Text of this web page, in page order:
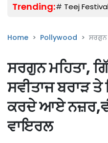
Trending:# Teej
Home Pollywood ਸਰਗੁਨ
ਸਰਗੁਨ ਮਹਿਤਾ,
ਸਵੀਤਾਜ ਬਰਾੜ ਤੇ
ਕਰਦੇ ਆਏ
ਵਾਇਰਲ